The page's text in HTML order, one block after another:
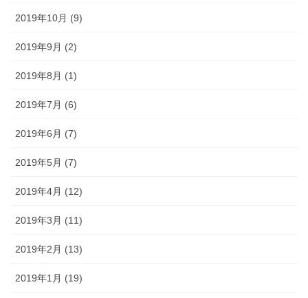
2019年10月 (9)
2019年9月 (2)
2019年8月 (1)
2019年7月 (6)
2019年6月 (7)
2019年5月 (7)
2019年4月 (12)
2019年3月 (11)
2019年2月 (13)
2019年1月 (19)